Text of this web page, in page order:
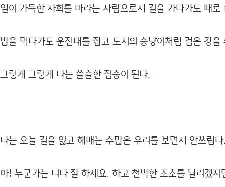
얼이 가득한 사회를 바라는 사람으로서 길을 가다가도 때로
밥을 먹다가도 운전대를 잡고 도시의 승냥이처럼 검은 강을
그렇게 그렇게 나는 쓸슬한 짐승이 된다.
나는 오늘 길을 잃고 헤매는 수많은 우리를 보면서 안쓰럽
아! 누군가는 니나 잘 하세요. 하고 천박한 조소를 날리겠지